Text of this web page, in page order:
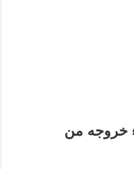
خروجه من